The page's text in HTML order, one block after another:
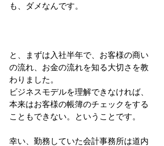
も、ダメなんです。
と、まずは入社半年で、お客様の商い
の流れ、お金の流れを知る大切さを教
わりました。
ビジネスモデルを理解できなければ、
本来はお客様の帳簿のチェックをする
こともできない。ということです。
幸い、勤務していた会計事務所は道内